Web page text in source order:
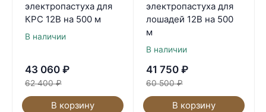
электропастуха для
КРС 12В на 500 м
В наличии
43 060 ₽
62 400 ₽
В корзину
электропастуха для
лошадей 12В на 500
м
В наличии
41 750 ₽
60 500 ₽
В корзину